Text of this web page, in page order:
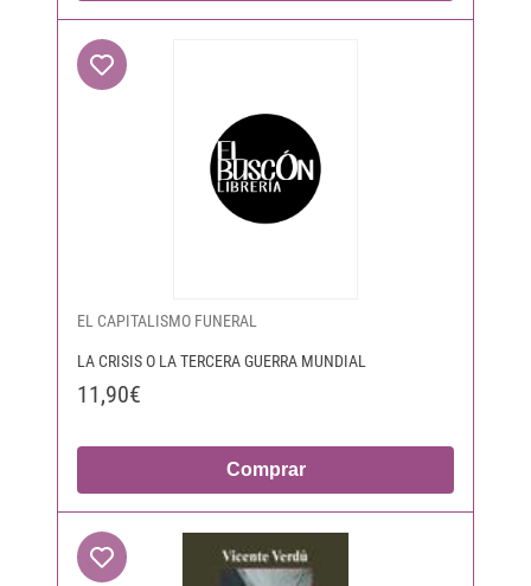
EL CAPITALISMO FUNERAL
LA CRISIS O LA TERCERA GUERRA MUNDIAL
11,90€
Comprar